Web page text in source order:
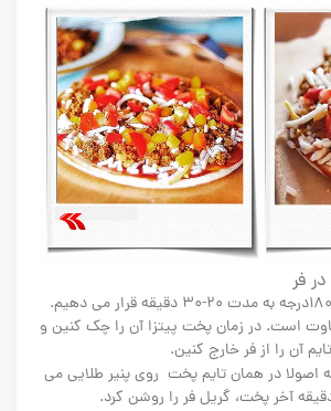
فر
پیتزاها را در فر با دمای ۱۸۰درجه به مدت ۲۰-۳۰ دقیقه قرار می دهیم.
است. در زمان پخت پیتزا آن را چک کنین و
آن را از فر خارج کنین.
اصولا در همان تایم پخت روی پنیر طلایی می
آخر پخت، گریل فر را روشن کرد.